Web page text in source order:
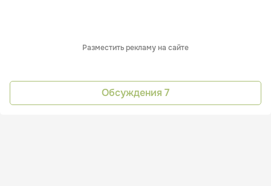
Разместить рекламу на сайте
Обсуждения 7